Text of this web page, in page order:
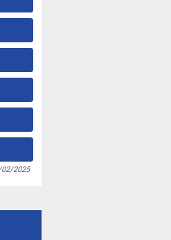
2025